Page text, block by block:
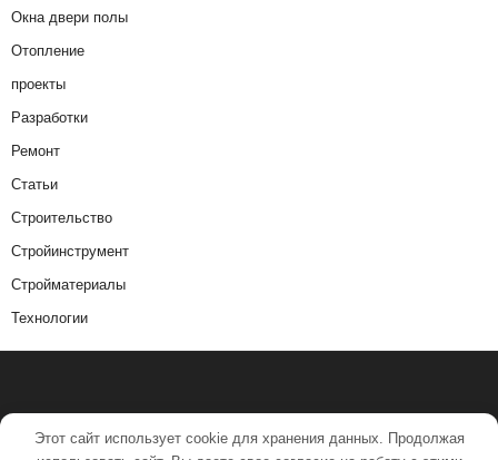
Окна двери полы
Отопление
проекты
Разработки
Ремонт
Статьи
Строительство
Стройинструмент
Стройматериалы
Технологии
Этот сайт использует cookie для хранения данных. Продолжая